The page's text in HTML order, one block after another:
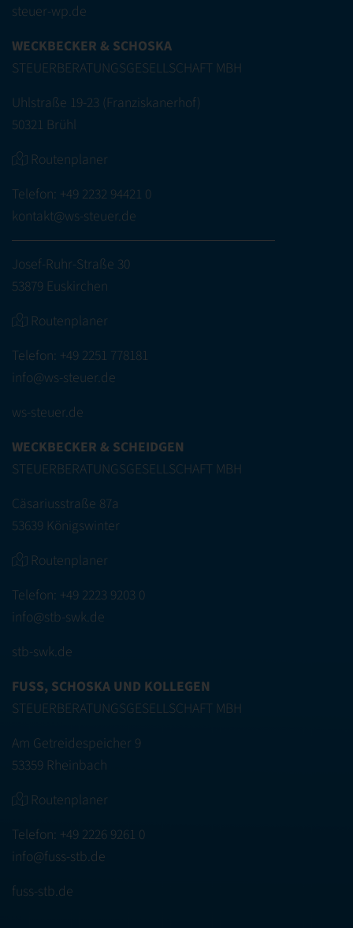
steuer-wp.de
WECKBECKER & SCHOSKA
STEUERBERATUNGSGESELLSCHAFT MBH
Uhlstraße 19-23 (Franziskanerhof)
50321 Brühl
Routenplaner
Telefon: +49 2232 94421 0
kontakt@ws-steuer.de
Josef-Ruhr-Straße 30
53879 Euskirchen
Routenplaner
Telefon: +49 2251 778181
info@ws-steuer.de
ws-steuer.de
WECKBECKER & SCHEIDGEN
STEUERBERATUNGSGESELLSCHAFT MBH
Cäsariusstraße 87a
53639 Königswinter
Routenplaner
Telefon: +49 2223 9203 0
info@stb-swk.de
stb-swk.de
FUSS, SCHOSKA UND KOLLEGEN
STEUERBERATUNGSGESELLSCHAFT MBH
Am Getreidespeicher 9
53359 Rheinbach
Routenplaner
Telefon: +49 2226 9261 0
info@fuss-stb.de
fuss-stb.de